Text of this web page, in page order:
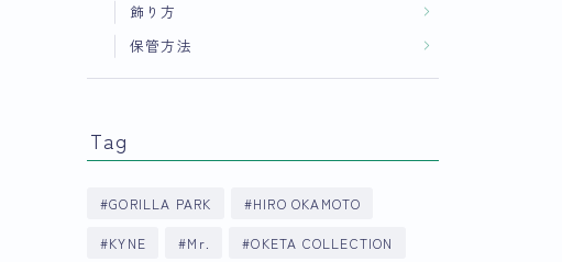
飾り方
保管方法
Tag
GORILLA PARK HIRO OKAMOTO
KYNE Mr. OKETA COLLECTION